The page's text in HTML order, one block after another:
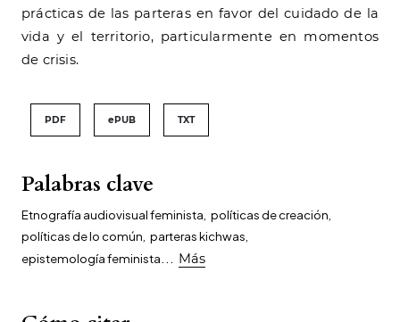
Palabras clave
Etnografía audiovisual feminista, políticas de creación,
políticas de lo común, parteras kichwas,
epistemología feminista... Más
prácticas de las parteras en favor del cuidado de la
vida y el territorio, particularmente en momentos
de crisis.
PDF ePUB TXT